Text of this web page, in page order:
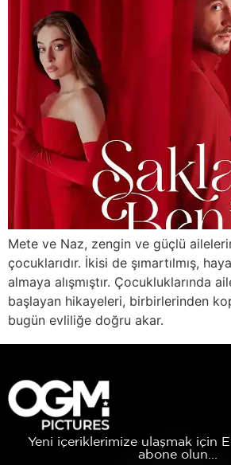
Mete ve Naz, zengin ve güçlü
çocuklarıdır. İkisi de şımartılmış,
almaya alışmıştır. Çocukluklarında
başlayan hikayeleri, birbirlerinden
bugün evliliğe doğru akar.
Yeni içeriklerimize ulaşmak için
abone olun...